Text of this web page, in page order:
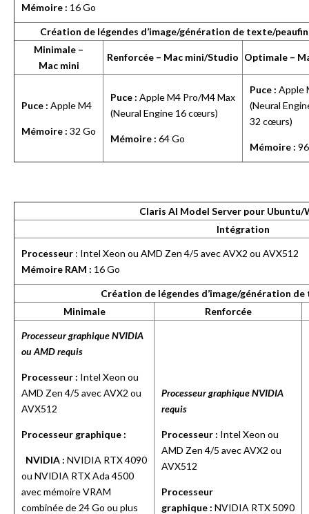
Mémoire : 16 Go
Création de légendes d’image/génération de texte/
Minimale –
Macmini
Renforcée – Mac mini/Studio Optimale –
Puce : Apple M4
Mémoire : 32 Go
Puce : Apple M4 Pro/M4 Max
(Neural Engine 16 cœurs)
Mémoire : 64 Go
Puce : Apple
(Neural
32 cœurs)
Mémoire :
Claris AI Model Server pour Ubuntu/
Intégration
Processeur : Intel Xeon ou AMD Zen 4/5 avec AVX2 ou AVX512
Mémoire RAM : 16 Go
Création de légendes d’image/génération
Minimale
Renforcée
Processeur graphique NVIDIA
ou AMD requis
Processeur : Intel Xeon ou
AMD Zen 4/5 avec AVX2 ou
AVX512
Processeur graphique :
NVIDIA : NVIDIA RTX4090
ou NVIDIA RTX Ada 4500
avec mémoire VRAM
combinée de 24 Go ou plus
Processeur graphique NVIDIA
requis
Processeur : Intel Xeon ou
AMD Zen 4/5 avec AVX2 ou
AVX512
Processeur
graphique : NVIDIA RTX 5090